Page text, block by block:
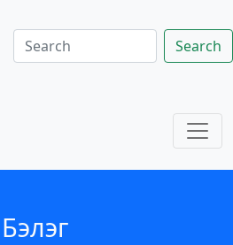
Search
Бэлэг